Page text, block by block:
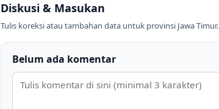
Diskusi & Masukan
Tulis koreksi atau tambahan data untuk provinsi Jawa Timur.
Belum ada komentar